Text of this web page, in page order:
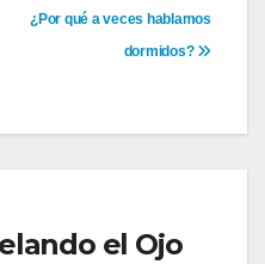
¿Por qué a veces hablamos
dormidos?
el Ojo